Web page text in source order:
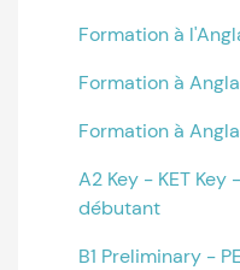
Formation à
Formation à
Formation à
A2 Key - KET Key
débutant
B1 Preliminary -